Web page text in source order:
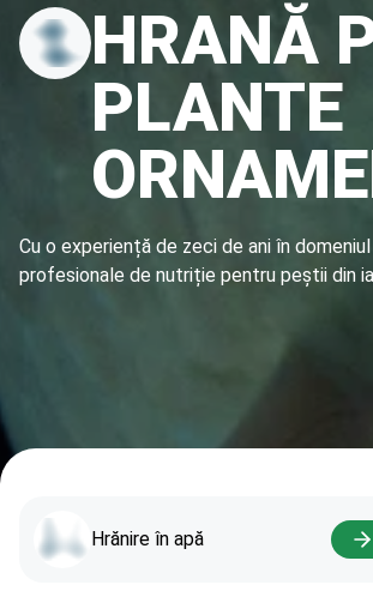
HRANĂ
PLANTE
Cu o experiență de zeci de ani în
profesionale de nutriție pentru peștii din
Hrănire în apă